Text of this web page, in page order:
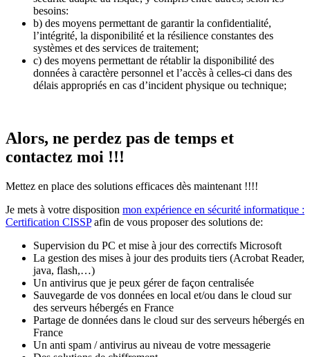
besoins:
b) des moyens permettant de garantir la confidentialité,
l’intégrité, la disponibilité et la résilience constantes des
systèmes et des services de traitement;
c) des moyens permettant de rétablir la disponibilité des
données à caractère personnel et l’accès à celles-ci dans des
délais appropriés en cas d’incident physique ou technique;
Alors, ne perdez pas de temps et
contactez moi !!!
Mettez en place des solutions efficaces dès maintenant !!!!
Je mets à votre disposition mon expérience en sécurité informatique :
Certification CISSPafin de vous proposer des solutions de:
Supervision du PC et mise à jour des correctifs Microsoft
La gestion des mises à jour des produits tiers (Acrobat Reader,
java, flash,…)
Un antivirus que je peux gérer de façon centralisée
Sauvegarde de vos données en local et/ou dans le cloud sur
des serveurs hébergés en France
Partage de données dans le cloud sur des serveurs hébergés en
France
Un anti spam / antivirus au niveau de votre messagerie